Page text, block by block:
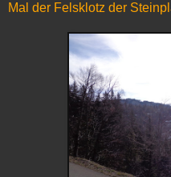
Mal der Felsklotz der